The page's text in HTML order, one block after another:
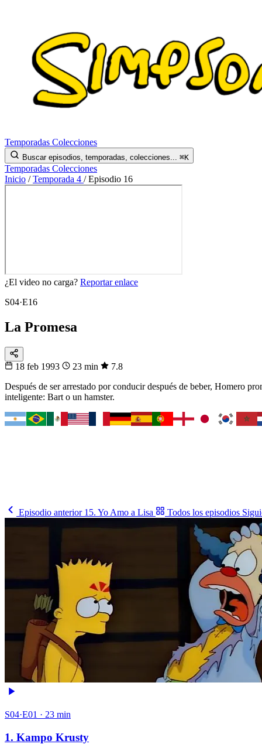
Temporadas Colecciones
Buscar episodios, temporadas, colecciones... ⌘K
Temporadas Colecciones
Inicio / Temporada 4 / Episodio 16
¿El video no carga? Reportar enlace
S04·E16
La Promesa
18 feb 1993 23 min
7.8
Después de ser arrestado por conducir después de beber, Homero
inteligente: Bart o un hamster.
Episodio anterior 15. Yo Amo a Lisa Todos los episodios
S04·E01 · 23 min
1. Kampo Krusty